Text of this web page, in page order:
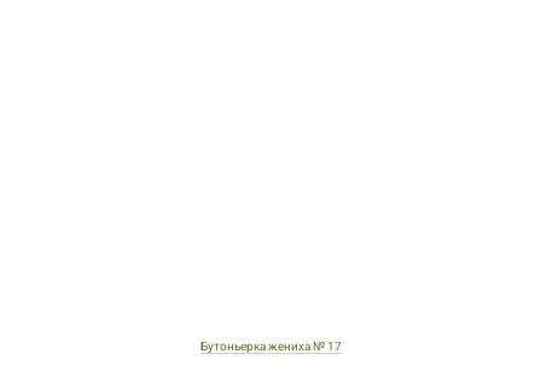
Бутоньерка жениха № 17